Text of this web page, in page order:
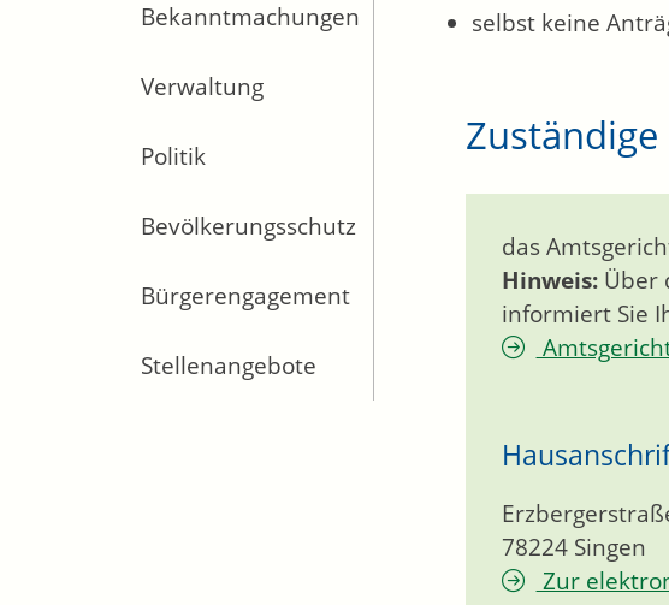
Bekanntmachungen
Verwaltung
Politik
Bevölkerungsschutz
Bürgerengagement
Stellenangebote
selbst keine
Zuständige
das
Hinweis: Über
informiert Sie
78224 Singen
Zur